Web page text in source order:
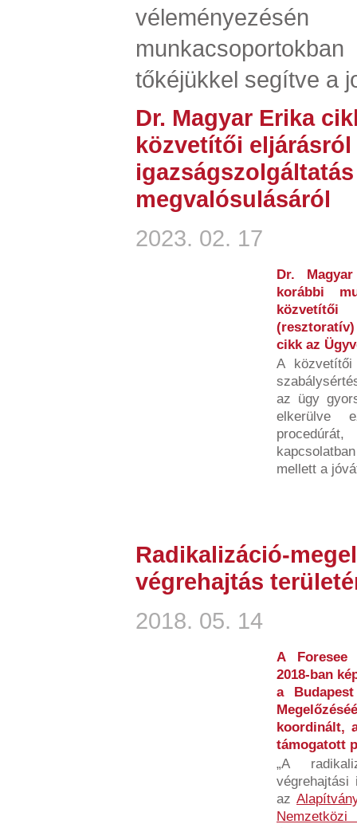
tőkéjükkel segítve a
Dr. Magyar Erika
közvetítői
megvalósulásáról
2023. 02. 17
Dr.
korábbi
cikk az
A
az ügy
elkerülve
mellett a
Radikalizáció-
végrehajtás
2018. 05. 14
A Foresee
2018-ban
a
koordinált,
támogatott
„A
végrehajtási
az
Nemzetközi